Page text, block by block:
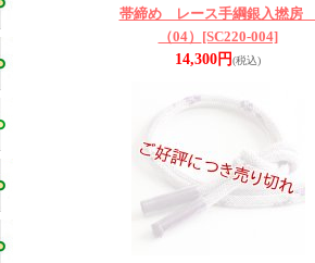
帯締め レース手綱銀入撚
（04） [SC220-004]
14,300円(税込)